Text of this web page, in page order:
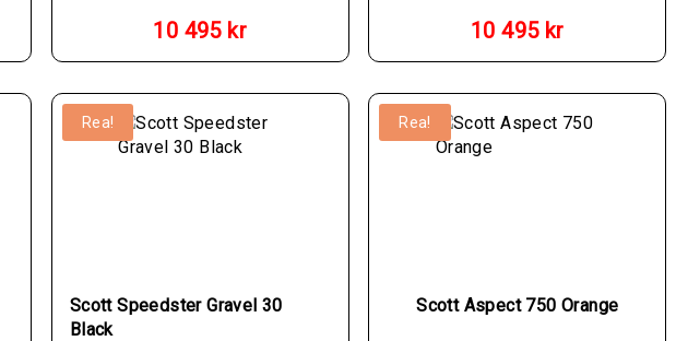
10 495 kr 10 495 kr
Rea!
Scott Speedster Gravel 30
Black
Rea!
Scott Aspect 750 Orange